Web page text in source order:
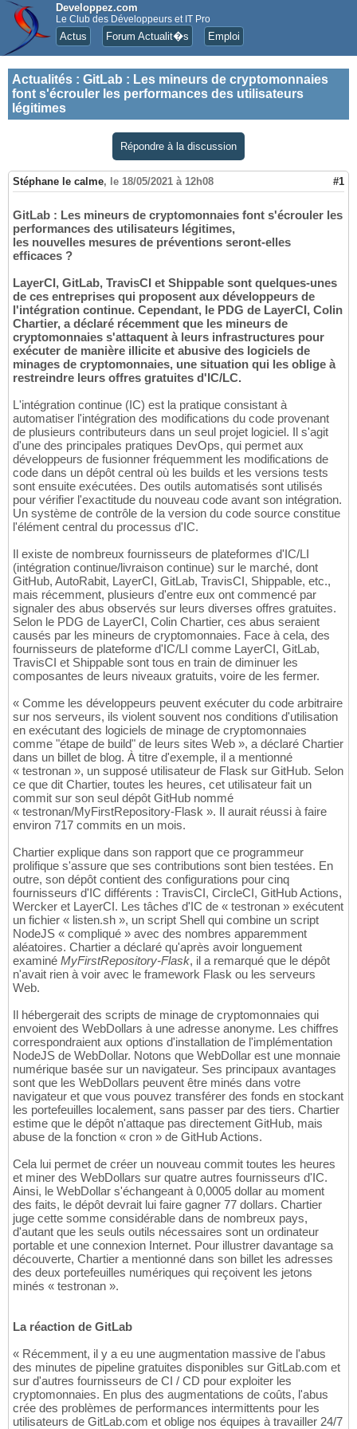
Developpez.com
Le Club des Développeurs et IT Pro
Actus Forum Actualit�s Emploi
Actualités : GitLab : Les mineurs de cryptomonnaies
font s'écrouler les performances des utilisateurs
légitimes
Répondre à la discussion
Stéphane le calme, le 18/05/2021 à 12h08 #1
GitLab : Les mineurs de cryptomonnaies font s'écrouler les
performances des utilisateurs légitimes,
les nouvelles mesures de préventions seront-elles
efficaces ?
LayerCI, GitLab, TravisCI et Shippable sont quelques-unes
de ces entreprises qui proposent aux développeurs de
l'intégration continue. Cependant, le PDG de LayerCI, Colin
Chartier, a déclaré récemment que les mineurs de
cryptomonnaies s'attaquent à leurs infrastructures pour
exécuter de manière illicite et abusive des logiciels de
minages de cryptomonnaies, une situation qui les oblige à
restreindre leurs offres gratuites d'IC/LC.
L'intégration continue (IC) est la pratique consistant à
automatiser l'intégration des modifications du code provenant
de plusieurs contributeurs dans un seul projet logiciel. Il s'agit
d'une des principales pratiques DevOps, qui permet aux
développeurs de fusionner fréquemment les modifications de
code dans un dépôt central où les builds et les versions tests
sont ensuite exécutées. Des outils automatisés sont utilisés
pour vérifier l'exactitude du nouveau code avant son intégration.
Un système de contrôle de la version du code source constitue
l'élément central du processus d'IC.
Il existe de nombreux fournisseurs de plateformes d'IC/LI
(intégration continue/livraison continue) sur le marché, dont
GitHub, AutoRabit, LayerCI, GitLab, TravisCI, Shippable, etc.,
mais récemment, plusieurs d'entre eux ont commencé par
signaler des abus observés sur leurs diverses offres gratuites.
Selon le PDG de LayerCI, Colin Chartier, ces abus seraient
causés par les mineurs de cryptomonnaies. Face à cela, des
fournisseurs de plateforme d'IC/LI comme LayerCI, GitLab,
TravisCI et Shippable sont tous en train de diminuer les
composantes de leurs niveaux gratuits, voire de les fermer.
« Comme les développeurs peuvent exécuter du code arbitraire
sur nos serveurs, ils violent souvent nos conditions d'utilisation
en exécutant des logiciels de minage de cryptomonnaies
comme "étape de build" de leurs sites Web », a déclaré Chartier
dans un billet de blog. À titre d'exemple, il a mentionné
« testronan », un supposé utilisateur de Flask sur GitHub. Selon
ce que dit Chartier, toutes les heures, cet utilisateur fait un
commit sur son seul dépôt GitHub nommé
« testronan/MyFirstRepository-Flask ». Il aurait réussi à faire
environ 717 commits en un mois.
Chartier explique dans son rapport que ce programmeur
prolifique s'assure que ses contributions sont bien testées. En
outre, son dépôt contient des configurations pour cinq
fournisseurs d'IC différents : TravisCI, CircleCI, GitHub Actions,
Wercker et LayerCI. Les tâches d'IC de « testronan » exécutent
un fichier « listen.sh », un script Shell qui combine un script
NodeJS « compliqué » avec des nombres apparemment
aléatoires. Chartier a déclaré qu'après avoir longuement
examiné MyFirstRepository-Flask, il a remarqué que le dépôt
n'avait rien à voir avec le framework Flask ou les serveurs
Web.
Il hébergerait des scripts de minage de cryptomonnaies qui
envoient des WebDollars à une adresse anonyme. Les chiffres
correspondraient aux options d'installation de l'implémentation
NodeJS de WebDollar. Notons que WebDollar est une monnaie
numérique basée sur un navigateur. Ses principaux avantages
sont que les WebDollars peuvent être minés dans votre
navigateur et que vous pouvez transférer des fonds en stockant
les portefeuilles localement, sans passer par des tiers. Chartier
estime que le dépôt n'attaque pas directement GitHub, mais
abuse de la fonction « cron » de GitHub Actions.
Cela lui permet de créer un nouveau commit toutes les heures
et miner des WebDollars sur quatre autres fournisseurs d'IC.
Ainsi, le WebDollar s'échangeant à 0,0005 dollar au moment
des faits, le dépôt devrait lui faire gagner 77 dollars. Chartier
juge cette somme considérable dans de nombreux pays,
d'autant que les seuls outils nécessaires sont un ordinateur
portable et une connexion Internet. Pour illustrer davantage sa
découverte, Chartier a mentionné dans son billet les adresses
des deux portefeuilles numériques qui reçoivent les jetons
minés « testronan ».
La réaction de GitLab
« Récemment, il y a eu une augmentation massive de l'abus
des minutes de pipeline gratuites disponibles sur GitLab.com et
sur d'autres fournisseurs de CI / CD pour exploiter les
cryptomonnaies. En plus des augmentations de coûts, l'abus
crée des problèmes de performances intermittents pour les
utilisateurs de GitLab.com et oblige nos équipes à travailler 24/7